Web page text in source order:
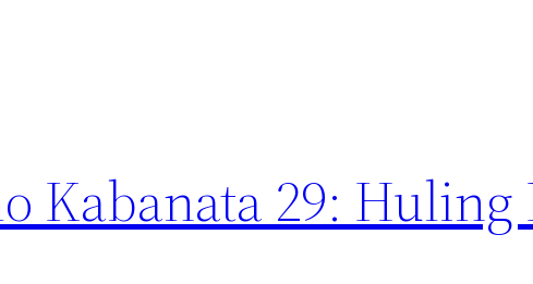
Kabanata 29: Huling